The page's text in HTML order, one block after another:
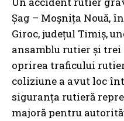
Șag – Moșnița Nouă,
Giroc, județul Timiș,
ansamblu rutier și
oprirea traficului
coliziune a avut loc
siguranța rutieră
majoră pentru